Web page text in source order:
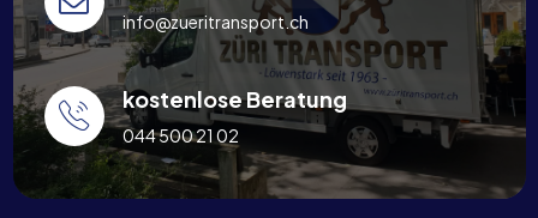
info@zueritransport.ch
kostenlose Beratung
044 500 21 02